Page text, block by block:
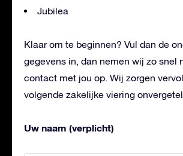
Jubilea
Klaar om te beginnen? Vul dan de
gegevens in, dan nemen wij zo snel
contact met jou op. Wij zorgen
volgende zakelijke viering
Uw naam (verplicht)